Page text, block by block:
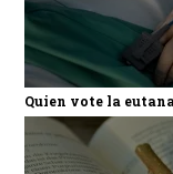
Quien vote la